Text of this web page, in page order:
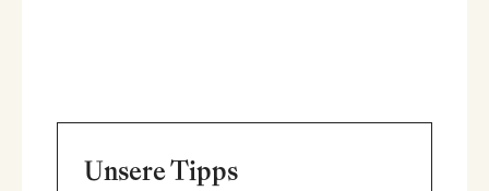
Unsere Tipps